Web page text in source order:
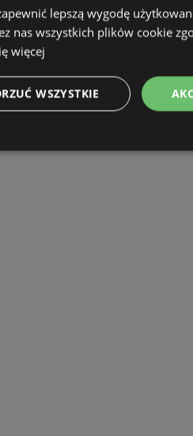
lepszą wygodę
nas wszystkich plików cookie
więcej
WSZYSTKIE